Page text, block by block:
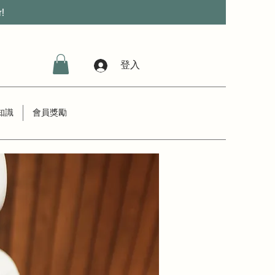
登入
識 會員獎勵